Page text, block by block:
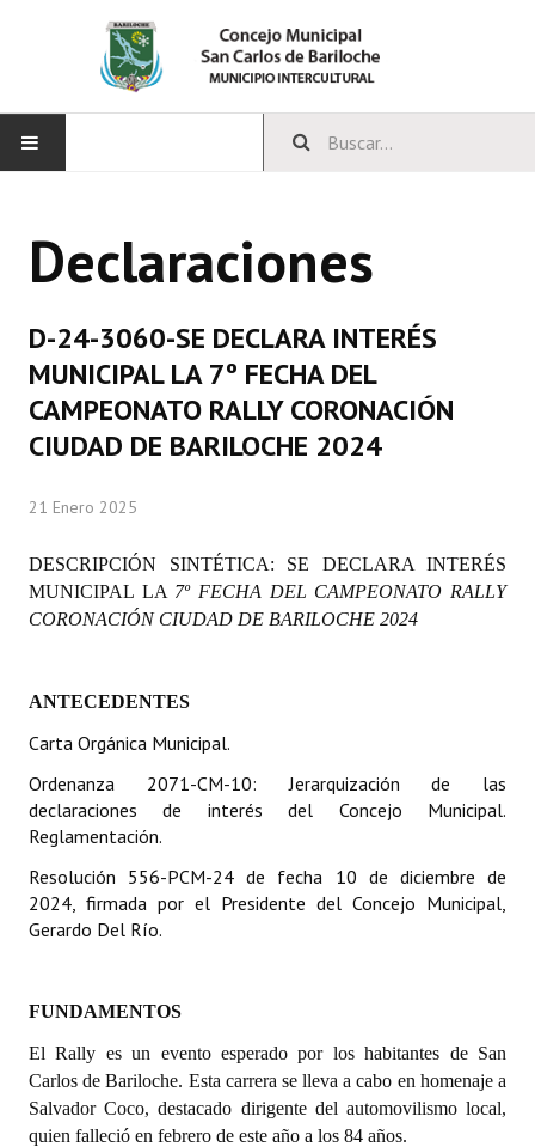
CONCEJO
Integrantes del Concejo
Comisiones Permanentes
Comisiones Especiales
Concejales Mandato Cumplido
Programas
LEGISLACIÓN
Reglamento Interno
Organigrama
Informes de Gestión
Proyectos Presentados
Dictámenes Asesoría Letrada
Declaraciones
D-24-3060-SE DECLARA INTERÉS
MUNICIPAL LA 7º FECHA DEL
CAMPEONATO RALLY CORONACIÓN
CIUDAD DE BARILOCHE 2024
21 Enero 2025
DESCRIPCIÓN SINTÉTICA: SE DECLARA INTERÉS
MUNICIPAL LA 7º FECHA DEL CAMPEONATO RALLY
CORONACIÓN CIUDAD DE BARILOCHE 2024
ANTECEDENTES
Carta Orgánica Municipal.
Ordenanza 2071-CM-10: Jerarquización de las
declaraciones de interés del Concejo Municipal.
Reglamentación.
Resolución 556-PCM-24 de fecha 10 de diciembre de
2024, firmada por el Presidente del Concejo Municipal,
Gerardo Del Río.
FUNDAMENTOS
El Rally es un evento esperado por los habitantes de San
Carlos de Bariloche. Esta carrera se lleva a cabo en homenaje a
Salvador Coco, destacado dirigente del automovilismo local,
quien falleció en febrero de este año a los 84 años.